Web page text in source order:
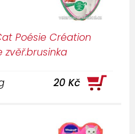
Poésie Création
zvěř.brusinka
20 Kč